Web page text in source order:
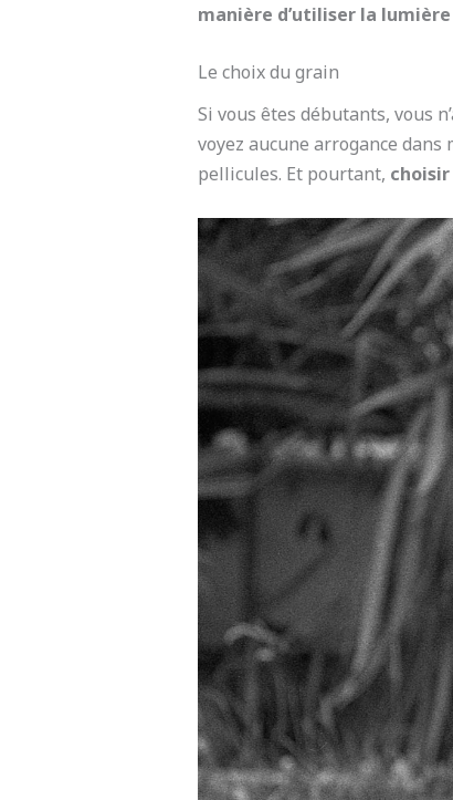
manière d’utiliser la
Le choix du grain
Si vous êtes débutants, vous
voyez aucune arrogance
pellicules. Et pourtant,